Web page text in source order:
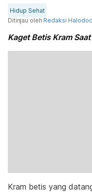
Hidup Sehat
Ditinjau oleh Redaksi Halodoc
Kaget Betis Kram
Kram betis yang